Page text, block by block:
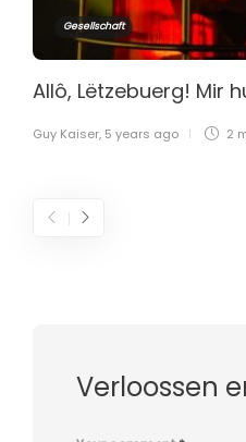
Gesellschaft
Allô, Lëtzebuerg! Mir
Guy Kaiser, 5 years ago 2
Verloossen